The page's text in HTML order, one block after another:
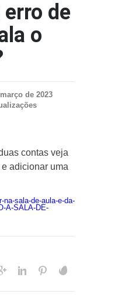
erro de
o
de 2023
contas veja
adicionar uma
na-sala-de-aula-e-da-
A-SALA-DE-